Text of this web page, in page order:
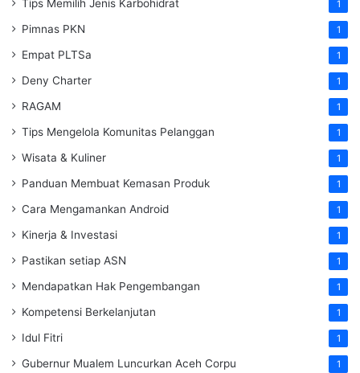
Tips Memilih Jenis Karbohidrat 1
Pimnas PKN 1
Empat PLTSa 1
Deny Charter 1
RAGAM 1
Tips Mengelola Komunitas Pelanggan 1
Wisata & Kuliner 1
Panduan Membuat Kemasan Produk 1
Cara Mengamankan Android 1
Kinerja & Investasi 1
Pastikan setiap ASN 1
Mendapatkan Hak Pengembangan 1
Kompetensi Berkelanjutan 1
Idul Fitri 1
Gubernur Mualem Luncurkan Aceh Corpu 1